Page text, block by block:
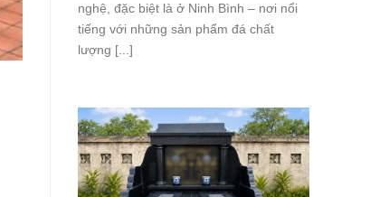
nghệ, đặc biệt là ở Ninh Bình – nơi nổi
tiếng với những sản phẩm đá chất
lượng [...]